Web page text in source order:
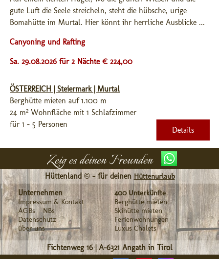
gute Luft die Seele streicheln, steht die hübsche, urige
Bomahütte im Murtal. Hier könnt ihr herrliche Ausblicke ...
Canyoning und Rafting
Sa. 29.08.2026 für 2 Nächte € 224,00
ÖSTERREICH | Steiermark | Murtal
Berghütte mieten auf 1.100 m
24 m² Wohnfläche mit 1 Schlafzimmer
für 1 - 5 Personen
Details
Zeig es deinen Freunden
Hüttenland © - für deinen Hüttenurlaub
Unternehmen
Impressum & Kontakt
AGBs
NBs
Datenschutz
über uns
400 Unterkünfte
Berghütte mieten
Skihütte mieten
Ferienwohnungen
Luxus Chalets
Fichtenweg 16| A-6321 Angath in Tirol